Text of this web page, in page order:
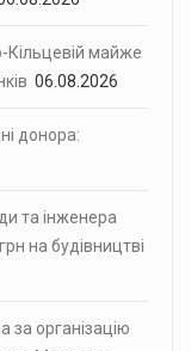
Кільцевій майже
06.08.2026
донора:
та інженера
на будівництві
за організацію